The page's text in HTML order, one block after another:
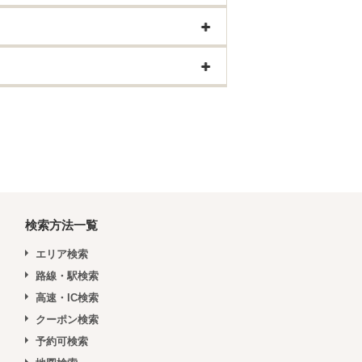
検索方法一覧
エリア検索
路線・駅検索
高速・IC検索
クーポン検索
予約可検索